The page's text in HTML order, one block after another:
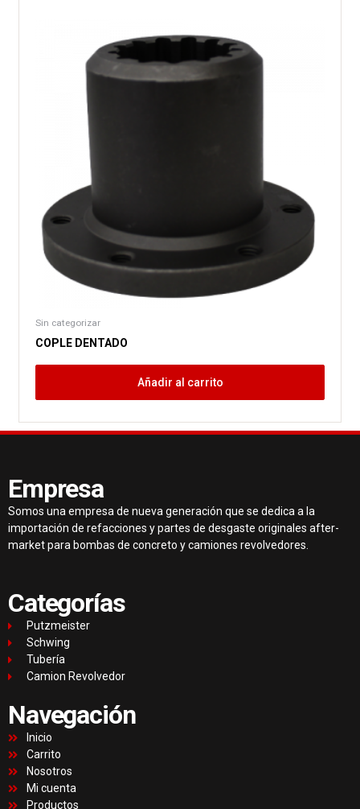
Sin categorizar
COPLE DENTADO
Añadir al carrito
Empresa
Somos una empresa de nueva generación que se dedica a la
importación de refacciones y partes de desgaste originales after-
market para bombas de concreto y camiones revolvedores.
Categorías
Putzmeister
Schwing
Tubería
Camion Revolvedor
Navegación
Inicio
Carrito
Nosotros
Mi cuenta
Productos